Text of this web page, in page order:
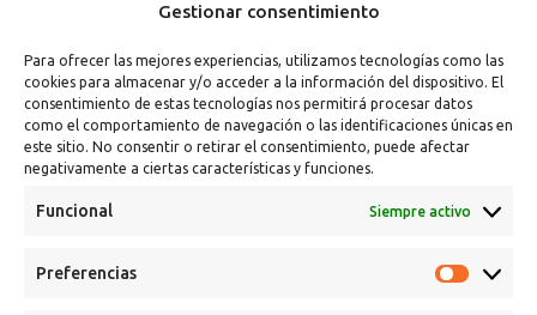
Gestionar consentimiento
Para ofrecer las mejores experiencias, utilizamos tecnologías como las
cookies para almacenar y/o acceder a la información del dispositivo. El
consentimiento de estas tecnologías nos permitirá procesar datos
como el comportamiento de navegación o las identificaciones únicas en
este sitio. No consentir o retirar el consentimiento, puede afectar
negativamente a ciertas características y funciones.
Funcional Siempre activo
Preferencias